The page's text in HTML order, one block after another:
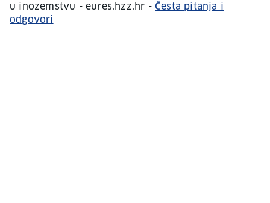
u inozemstvu - eures.hzz.hr - Česta pitanja i
odgovori